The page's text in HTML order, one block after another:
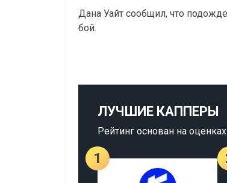
Дана Уайт сообщил, что
бой.
ЛУЧШИЕ КАППЕРЫ
Рейтинг основан на
1